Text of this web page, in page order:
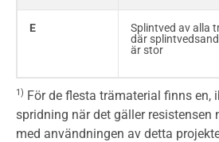
E
Splintved av alla
där
är stor
1) För de flesta trämaterial finns en,
spridning när det gäller resistensen
med användningen av detta